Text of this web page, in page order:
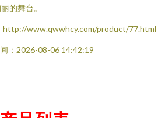
的舞台。
http://www.qwwhcy.com/product/77.html
：2026-08-06 14:42:19